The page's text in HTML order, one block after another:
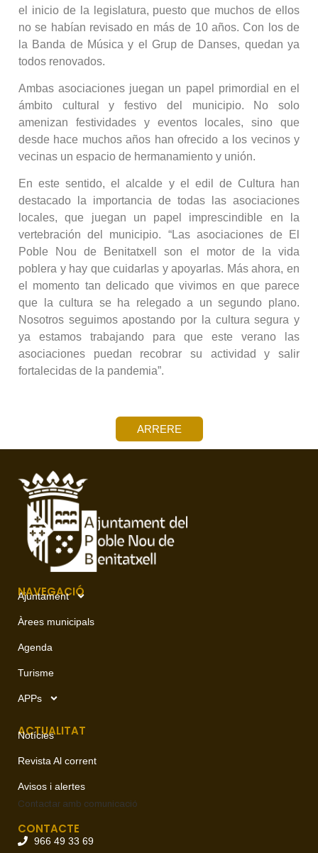
el inicio de la legislatura, puesto que muchos de ellos
no se habían revisado en más de 10 años. Con los de
la Banda de Música y el Grup de Danses, quedan ya
todos renovados.
Ambas asociaciones juegan un papel primordial en el
ámbito cultural y festivo del municipio. No solo
amenizan festividades y eventos locales, sino que
desde hace muchos años han ofrecido a los vecinos y
vecinas un espacio de hermanamiento y unión.
En este sentido, el alcalde y el edil de Cultura han
destacado la importancia de todas las asociaciones
locales, que juegan un papel imprescindible en la
vertebración del municipio. “Las asociaciones de El
Poble Nou de Benitatxell son el motor de la vida
poblera y hay que cuidarlas y apoyarlas. Más ahora, en
el momento tan delicado que vivimos en que parece
que la cultura se ha relegado a un segundo plano.
Nosotros seguimos apostando por la cultura segura y
ya estamos trabajando para que este verano las
asociaciones puedan recobrar su actividad y salir
fortalecidas de la pandemia”.
ARRERE
NAVEGACIÓ
Ajuntament
Àrees municipals
Agenda
Turisme
APPs
ACTUALITAT
Notícies
Revista Al corrent
Avisos i alertes
Contactar amb comunicació
CONTACTE
966 49 33 69